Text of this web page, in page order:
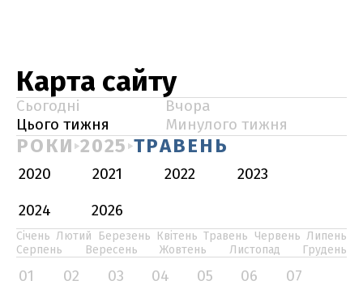
Карта сайту
Сьогодні
Вчора
Цього тижня
Минулого тижня
РОКИ 2025 ТРАВЕНЬ
2020 2021 2022
2023
2024
2026
Січень Лютий Березень Квітень Травень Червень Липень
Серпень
Вересень Жовтень Листопад Грудень
01 02 03 04 05 06
07